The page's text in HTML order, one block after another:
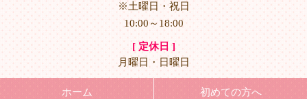
※土曜日・祝日
10:00～18:00
[ 定休日 ]
月曜日・日曜日
ホーム 初めての方へ